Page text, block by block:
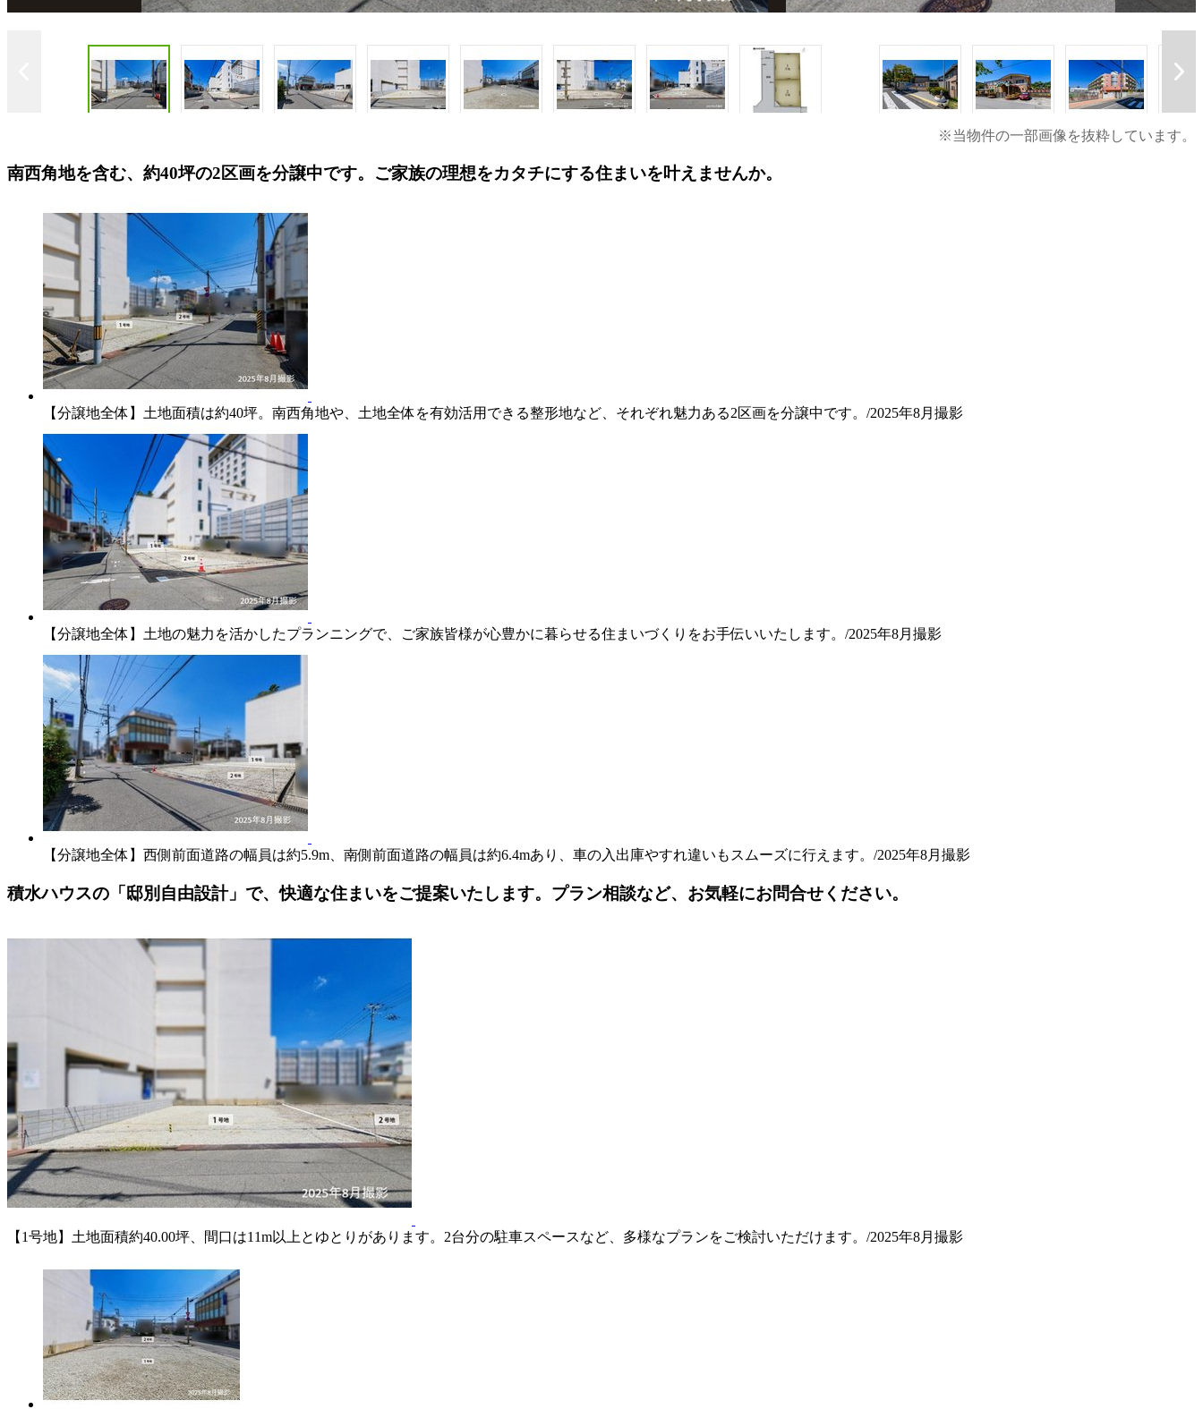
【分譲地全体】土地面積は約40坪。南西角地や、土地全体を有効活用できる整形地など、それぞれ魅力
ある2区画を分譲中です。/2025年8月撮影
※当物件の一部画像を抜粋しています。
南西角地を含む、約40坪の2区画を分譲中です。ご家族の理想をカタチにする住まいを叶えませんか。
【分譲地全体】土地面積は約40坪。南西角地や、土地全体を有効活用できる整形地など、それぞれ魅力ある2区画を分譲中です。/2025年8月撮影
【分譲地全体】土地の魅力を活かしたプランニングで、ご家族皆様が心豊かに暮らせる住まいづくりをお手伝いいたします。/2025年8月撮影
【分譲地全体】西側前面道路の幅員は約5.9m、南側前面道路の幅員は約6.4mあり、車の入出庫やすれ違いもスムーズに行えます。/2025年8月撮影
積水ハウスの「邸別自由設計」で、快適な住まいをご提案いたします。プラン相談など、お気軽にお問合せください。
【1号地】土地面積約40.00坪、間口は11m以上とゆとりがあります。2台分の駐車スペースなど、多様なプランをご検討いただけます。/2025年8月撮影